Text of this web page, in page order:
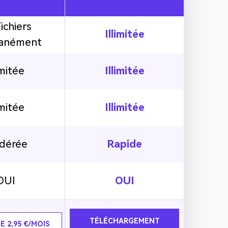
Illimitée
Illimitée
Illimitée
Rapide
OUI
2,95 €/MOIS
TÉLÉCHARGEMENT